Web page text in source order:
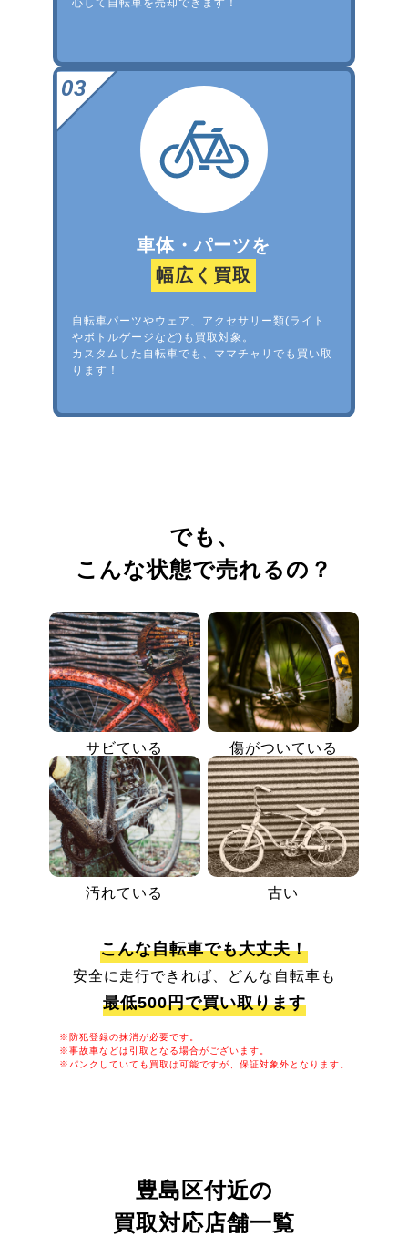
心して自転車を売却できます！
車体・パーツを
幅広く買取
自転車パーツやウェア、アクセサリー類(ライト
やボトルゲージなど)も買取対象。
カスタムした自転車でも、ママチャリでも買い取
ります！
でも、
こんな状態で売れるの？
サビている 傷がついている
汚れている 古い
こんな自転車でも大丈夫！
安全に走行できれば、どんな自転車も
最低500円で買い取ります
※防犯登録の抹消が必要です。
※事故車などは引取となる場合がございます。
※パンクしていても買取は可能ですが、保証対象外となります。
豊島区付近の
買取対応店舗一覧